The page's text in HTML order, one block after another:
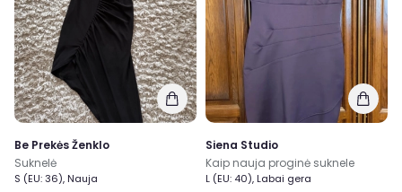
Be Prekės Ženklo
Suknelė
S (EU: 36), Nauja
Siena Studio
Kaip nauja proginė suknele
L (EU: 40), Labai gera